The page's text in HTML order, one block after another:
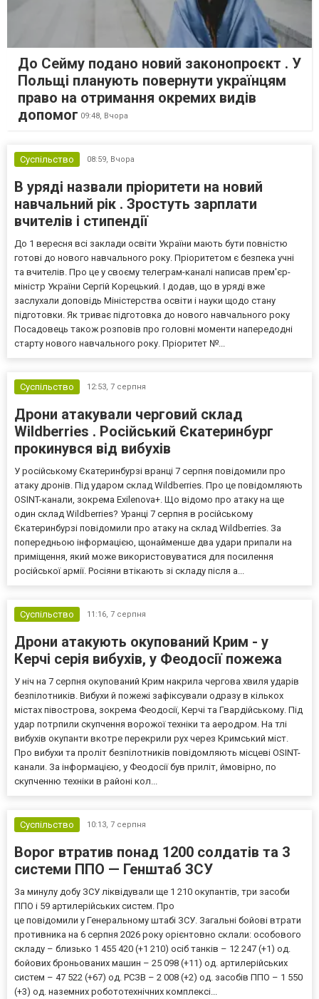
До Сейму подано новий законопроєкт . У
Польщі планують повернути українцям
право на отримання окремих видів
допомог 09:48, Вчора
Суспільство 08:59, Вчора
В уряді назвали пріоритети на новий
навчальний рік . Зростуть зарплати
вчителів і стипендії
До 1 вересня всі заклади освіти України мають бути повністю
готові до нового навчального року. Пріоритетом є безпека учні
та вчителів. Про це у своєму телеграм-каналі написав прем'єр-
міністр України Сергій Корецький. І додав, що в уряді вже
заслухали доповідь Міністерства освіти і науки щодо стану
підготовки. Як триває підготовка до нового навчального року
Посадовець також розповів про головні моменти напередодні
старту нового навчального року. Пріоритет №...
Суспільство 12:53, 7 серпня
Дрони атакували черговий склад
Wildberries . Російський Єкатеринбург
прокинувся від вибухів
У російському Єкатеринбурзі вранці 7 серпня повідомили про
атаку дронів. Під ударом склад Wildberries. Про це повідомляють
OSINT-канали, зокрема Exilenova+. Що відомо про атаку на ще
один склад Wildberries? Уранці 7 серпня в російському
Єкатеринбурзі повідомили про атаку на склад Wildberries. За
попередньою інформацією, щонайменше два удари припали на
приміщення, який може використовуватися для посилення
російської армії. Росіяни втікають зі складу після а...
Суспільство 11:16, 7 серпня
Дрони атакують окупований Крим - у
Керчі серія вибухів, у Феодосії пожежа
У ніч на 7 серпня окупований Крим накрила чергова хвиля ударів
безпілотників. Вибухи й пожежі зафіксували одразу в кількох
містах півострова, зокрема Феодосії, Керчі та Гвардійському. Під
удар потрпили скупчення ворожої техніки та аеродром. На тлі
вибухів окупанти вкотре перекрили рух через Кримський міст.
Про вибухи та проліт безпілотників повідомляють місцеві OSINT-
канали. За інформацією, у Феодосії був приліт, ймовірно, по
скупченню техніки в районі кол...
Суспільство 10:13, 7 серпня
Ворог втратив понад 1200 солдатів та 3
системи ППО — Генштаб ЗСУ
За минулу добу ЗСУ ліквідували ще 1 210 окупантів, три засоби
ППО і 59 артилерійських систем. Про
це повідомили у Генеральному штабі ЗСУ. Загальні бойові втрати
противника на 6 серпня 2026 року орієнтовно склали: особового
складу – близько 1 455 420 (+1 210) осіб танків – 12 247 (+1) од.
бойових броньованих машин – 25 098 (+11) од. артилерійських
систем – 47 522 (+67) од. РСЗВ – 2 008 (+2) од. засобів ППО – 1 550
(+3) од. наземних робототехнічних комплексі...